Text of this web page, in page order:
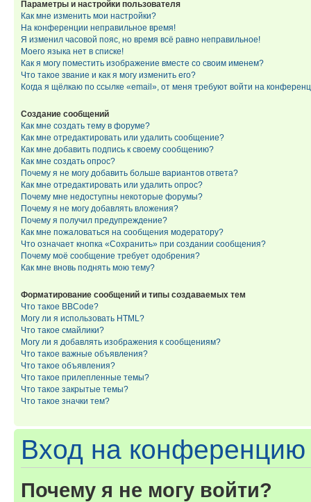
Параметры и настройки пользователя
Как мне изменить мои настройки?
На конференции неправильное время!
Я изменил часовой пояс, но время всё равно неправильное!
Моего языка нет в списке!
Как я могу поместить изображение вместе со своим именем?
Что такое звание и как я могу изменить его?
Когда я щёлкаю по ссылке «email», от меня требуют войти на
Создание сообщений
Как мне создать тему в форуме?
Как мне отредактировать или удалить сообщение?
Как мне добавить подпись к своему сообщению?
Как мне создать опрос?
Почему я не могу добавить больше вариантов ответа?
Как мне отредактировать или удалить опрос?
Почему мне недоступны некоторые форумы?
Почему я не могу добавлять вложения?
Почему я получил предупреждение?
Как мне пожаловаться на сообщения модератору?
Что означает кнопка «Сохранить» при создании сообщения?
Почему моё сообщение требует одобрения?
Как мне вновь поднять мою тему?
Форматирование сообщений и типы создаваемых тем
Что такое BBCode?
Могу ли я использовать HTML?
Что такое смайлики?
Могу ли я добавлять изображения к сообщениям?
Что такое важные объявления?
Что такое объявления?
Что такое прилепленные темы?
Что такое закрытые темы?
Что такое значки тем?
Вход на конференцию
Почему я не могу войти?